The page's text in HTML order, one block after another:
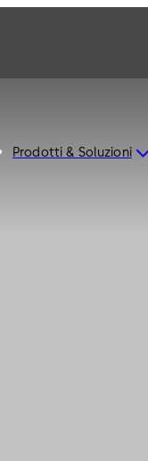
Prodotti & Soluzioni